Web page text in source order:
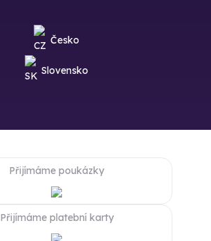
Česko
Slovensko
Přijímáme poukázky
Přijímáme platební karty